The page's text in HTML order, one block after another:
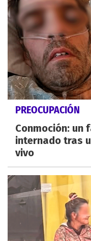
PREOCUPACIÓN
Conmoción: un
internado tras
vivo